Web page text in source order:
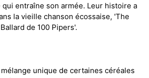
entraîne son armée. Leur histoire a
la vieille chanson écossaise, 'The
Ballard de 100 Pipers'.
unique de certaines céréales